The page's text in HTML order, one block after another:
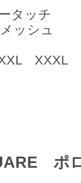
タッチ
シュ
XXXL
ポ